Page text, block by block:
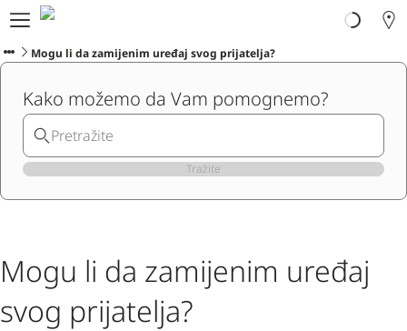
Ploom svijet
Proizvodi
Formular za prijavljivanje
Korisnička podrška
Program zamjene
Blog
CRNOGORSKI
Mogu li da zamijenim uređaj svog prijatelja?
Kako možemo da Vam pomognemo?
Tražite
Mogu li da zamijenim uređaj
svog prijatelja?